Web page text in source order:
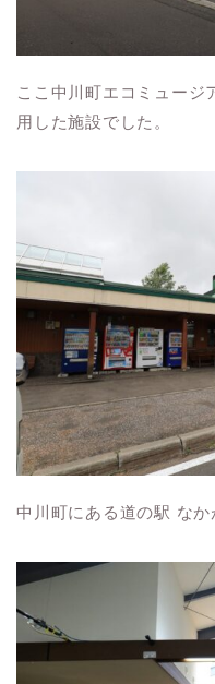
ここ中川町エコミュージ
用した施設でした。
中川町にある道の駅 なか